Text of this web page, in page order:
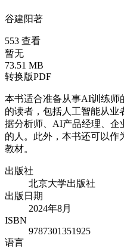
谷建阳著
553 查看
暂无
73.51 MB
转换版PDF
本书适合准备从事AI训练师
的读者，包括人工智能从业
据分析师、AI产品经理、
的人。此外，本书还可以作
教材。
出版社
北京大学出版社
出版日期
2024年8月
ISBN
9787301351925
语言